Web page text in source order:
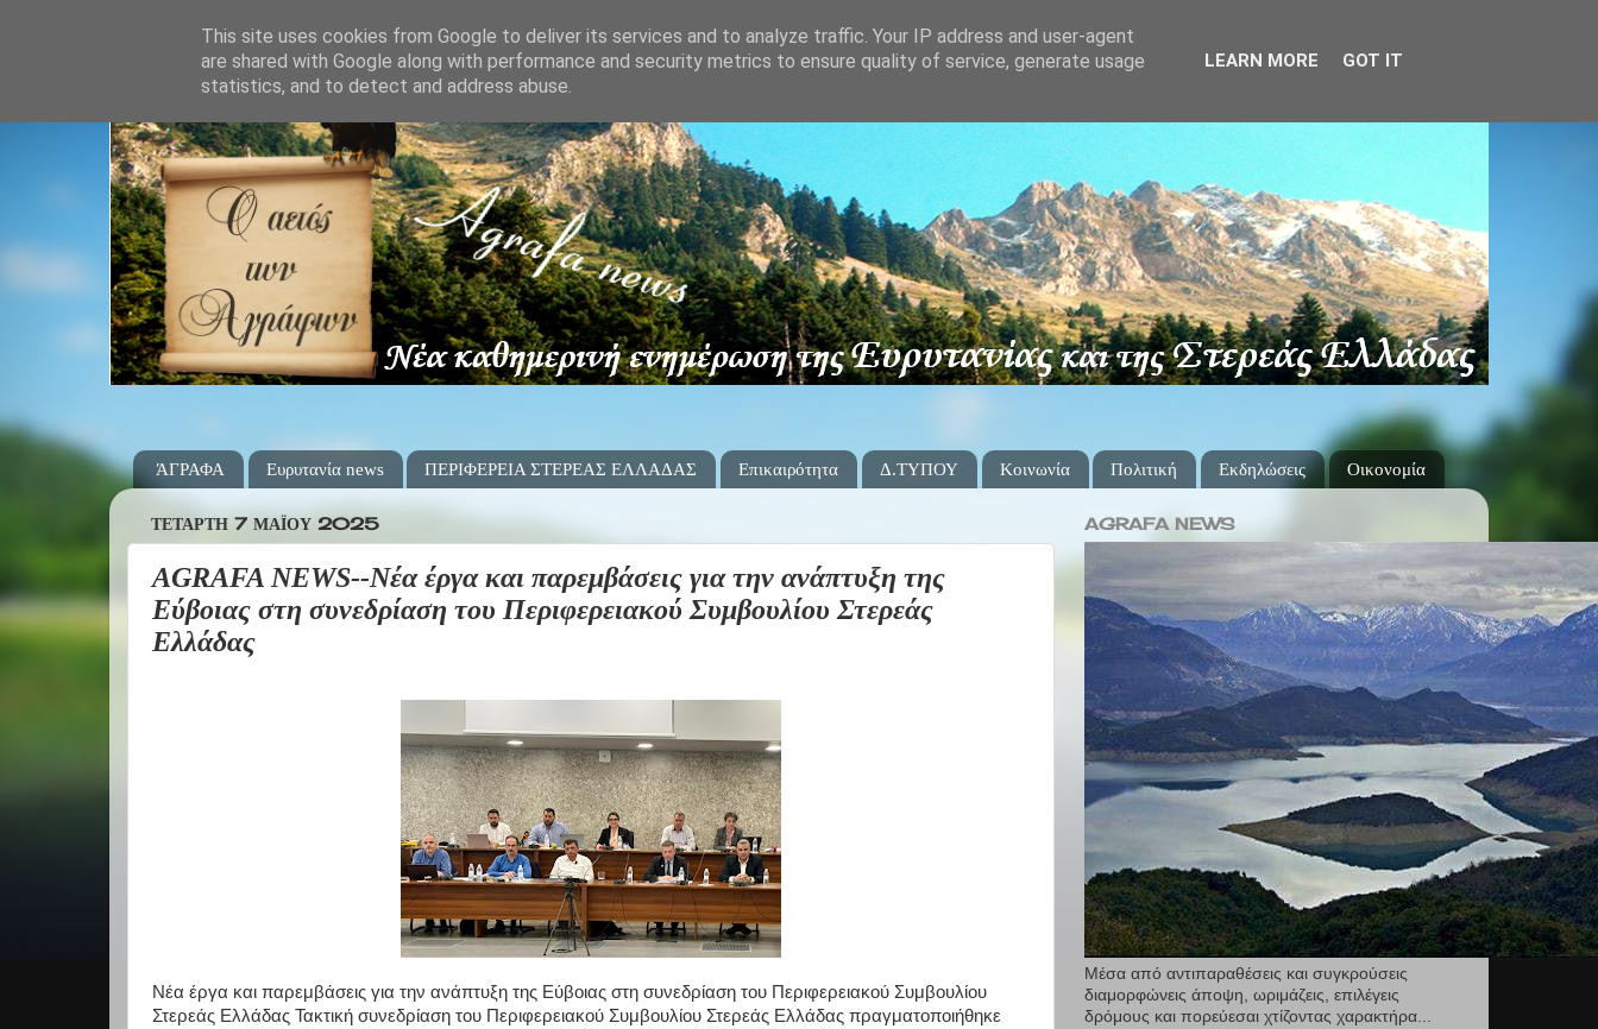
ΆΓΡΑΦΑ Ευρυτανία news ΠΕΡΙΦΕΡΕΙΑ ΣΤΕΡΕΑΣ ΕΛΛΑΔΑΣ Επικαιρότητα Δ.ΤΥΠΟΥ Κοινωνία Πολιτική Εκδηλώσεις Οικονομία
ΤΕΤΆΡΤΗ 7 ΜΑΪ́ΟΥ 2025
AGRAFA NEWS--Νέα έργα και παρεμβάσεις για την ανάπτυξη της
Εύβοιας στη συνεδρίαση του Περιφερειακού Συμβουλίου Στερεάς
Ελλάδας
Νέα έργα και παρεμβάσεις για την ανάπτυξη της Εύβοιας στη συνεδρίαση του Περιφερειακού Συμβουλίου
Στερεάς Ελλάδας Τακτική συνεδρίαση του Περιφερειακού Συμβουλίου Στερεάς Ελλάδας πραγματοποιήθηκε
AGRAFA NEWS
Μέσα από αντιπαραθέσεις και συγκρούσεις
διαμορφώνεις άποψη, ωριμάζεις, επιλέγεις
δρόμους και πορεύεσαι χτίζοντας χαρακτήρα...
This site uses cookies from Google to deliver its services and to analyze traffic. Your IP address and user-agent
are shared with Google along with performance and security metrics to ensure quality of service, generate usage
statistics, and to detect and address abuse.
LEARN MORE GOT IT